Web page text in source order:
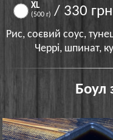
XL
(500 г) / 330 грн
Рис, соєвий соус,
Черрі, шпинат,
Боул